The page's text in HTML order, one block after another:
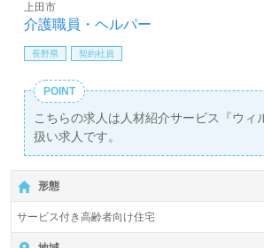
介護職員・ヘルパー
上田市
長野県 契約社員
POINT
こちらの求人は人材紹介サービス『ウィ
扱い求人です。
詳細に関してお気軽にご相談ください♪
【無料】で皆さんの転職活動をサポート
形態
サービス付き高齢者向け住宅